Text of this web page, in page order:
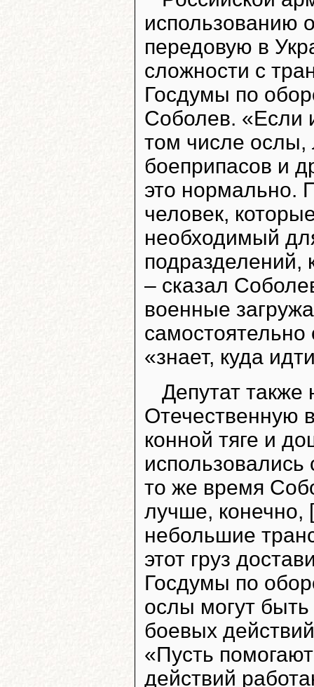
использованию
передовую в
сложности с
Госдумы по
Соболев. «Если
том числе ослы,
боеприпасов и
это нормально.
человек,
необходимый
подразделений,
– сказал
военные
самостоятельно
«знает, куда
Депутат
Отечественную
конной тяге и
то же время
лучше, конечно,
небольшие
этот груз
Госдумы по
ослы могут
боевых
«Пусть
действий